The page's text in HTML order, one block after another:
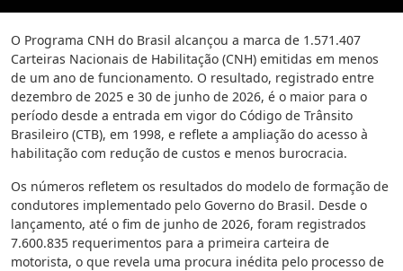
O Programa CNH do Brasil alcançou a marca de 1.571.407
Carteiras Nacionais de Habilitação (CNH) emitidas em menos
de um ano de funcionamento. O resultado, registrado entre
dezembro de 2025 e 30 de junho de 2026, é o maior para o
período desde a entrada em vigor do Código de Trânsito
Brasileiro (CTB), em 1998, e reflete a ampliação do acesso à
habilitação com redução de custos e menos burocracia.
Os números refletem os resultados do modelo de formação de
condutores implementado pelo Governo do Brasil. Desde o
lançamento, até o fim de junho de 2026, foram registrados
7.600.835 requerimentos para a primeira carteira de
motorista, o que revela uma procura inédita pelo processo de